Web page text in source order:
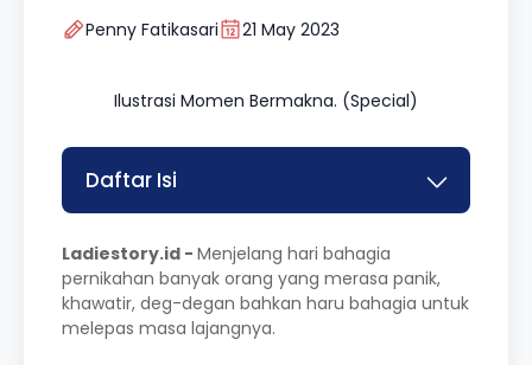
Penny Fatikasari 21 May 2023
Ilustrasi Momen Bermakna. (Special)
Daftar Isi
Ladiestory.id - Menjelang hari bahagia
pernikahan banyak orang yang merasa panik,
khawatir, deg-degan bahkan haru bahagia untuk
melepas masa lajangnya.